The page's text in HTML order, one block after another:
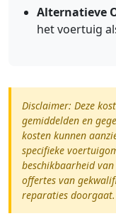
Alternatieve
het voertuig
Disclaimer: Deze
gemiddelden en
kosten kunnen
specifieke
beschikbaarheid
offertes van
reparaties doorgaat.